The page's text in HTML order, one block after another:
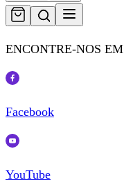
ENCONTRE-NOS EM
Facebook
YouTube